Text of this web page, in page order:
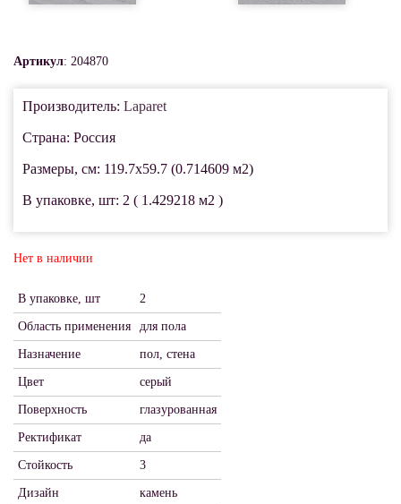
Артикул: 204870
Производитель: Laparet
Страна: Россия
Размеры, см: 119.7x59.7 (0.714609 м2)
В упаковке, шт: 2 ( 1.429218 м2 )
Нет в наличии
В упаковке, шт 2
Область применения для пола
Назначение пол, стена
Цвет серый
Поверхность глазурованная
Ректификат да
Стойкость 3
Дизайн камень